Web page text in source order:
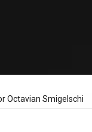
Octavian Smigelschi